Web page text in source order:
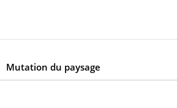
Mutation du paysage